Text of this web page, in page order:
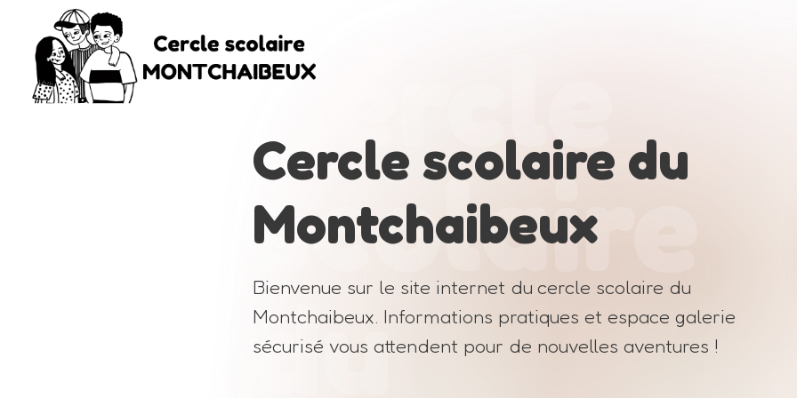
Cercle
scolaire
du
Cercle scolaire du
Montchaibeux
Bienvenue sur le site internet du cercle scolaire du
Montchaibeux. Informations pratiques et espace galerie
sécurisé vous attendent pour de nouvelles aventures !